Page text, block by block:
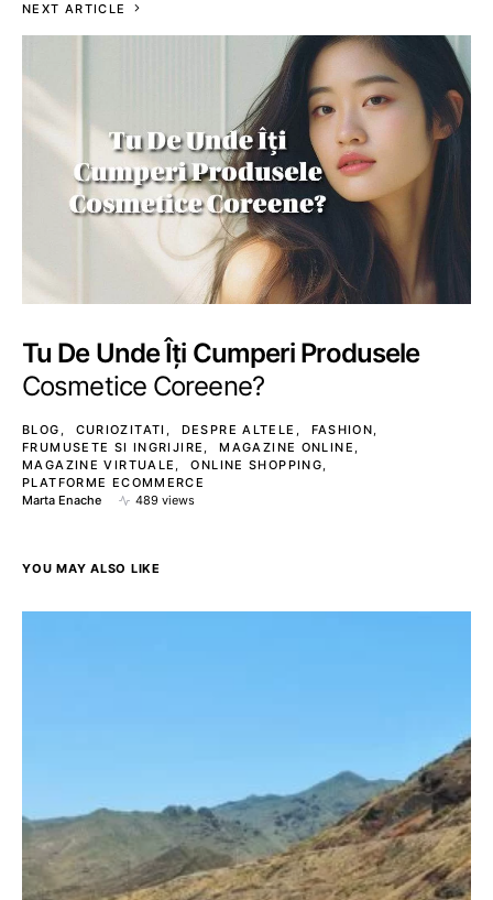
NEXT ARTICLE
Tu De Unde Îți Cumperi Produsele
Cosmetice Coreene?
BLOG CURIOZITATI DESPRE ALTELE
FASHION
FRUMUSETE SI INGRIJIRE
MAGAZINE ONLINE
MAGAZINE VIRTUALE
ONLINE SHOPPING
PLATFORME ECOMMERCE
Marta Enache
489 views
YOU MAY ALSO LIKE